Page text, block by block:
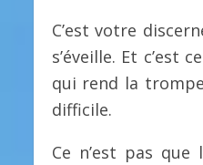
C’est votre
s’éveille. Et c’est
qui rend la
difficile.
Ce n’est pas